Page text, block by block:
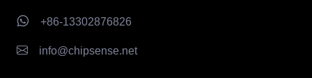
+86-13302876826
info@chipsense.net